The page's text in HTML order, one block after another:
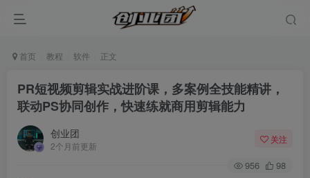
首页 教程 软件 正文
PR短视频剪辑实战进阶课，多案例全技能精讲，
联动PS协同创作，快速练就商用剪辑能力
创业团
2个月前更新
关注
956 98